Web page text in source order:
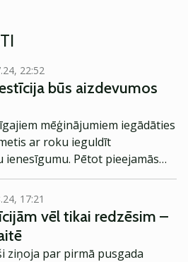
22:52
būs aizdevumos
mēģinājumiem iegādāties
ar roku ieguldīt
Pētot pieejamās
no ērtākajiem risinājumiem
platformas.
17:21
vēl tikai redzēsim –
ziņoja par pirmā pusgada